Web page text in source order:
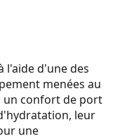
déconseille fortement.
l'aide d'une des
menées au
un confort de port
leur
une